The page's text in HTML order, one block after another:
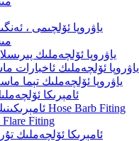
ياۋروپا ئۆلچىمى ،
ياۋروپا ئۆلچەملىك
ياۋروپا ئۆلچەملىك ئاخبارات
ياۋروپا ئۆلچەملىك تېما
ئامېرىكا
ئامېرىكىنىڭ ئۆلچەملىك Hose Barb Fiting
Flare Fiting
ئامېرىكا ئۆلچەملىك